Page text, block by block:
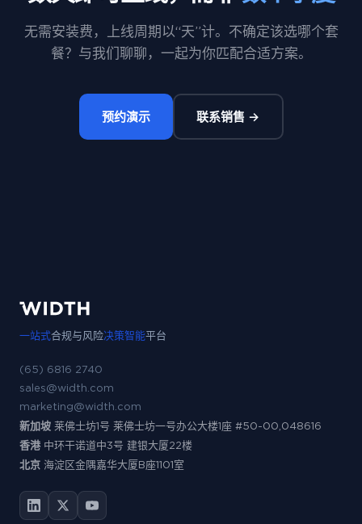
无需安装费，上线周期以“天”计。不确定该选哪个套
餐？与我们聊聊，一起为你匹配合适方案。
预约演示 联系销售 →
一站式合规与风险决策智能平台
(65) 6816 2740
sales@width.com
marketing@width.com
新加坡 莱佛士坊1号 莱佛士坊一号办公大楼1座 #50-00,048616
香港 中环干诺道中3号 建银大厦22楼
北京 海淀区金隅嘉华大厦B座1101室